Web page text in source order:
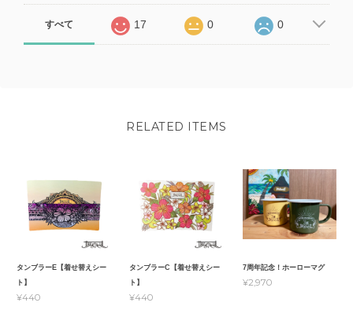
すべて 17 0 0
RELATED ITEMS
タンブラーE【着せ替えシー
ト】
¥440
タンブラーC【着せ替えシー
ト】
¥440
7周年記念！ホーローマグ
¥2,970